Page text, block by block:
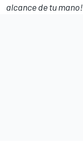
alcance de tu mano!